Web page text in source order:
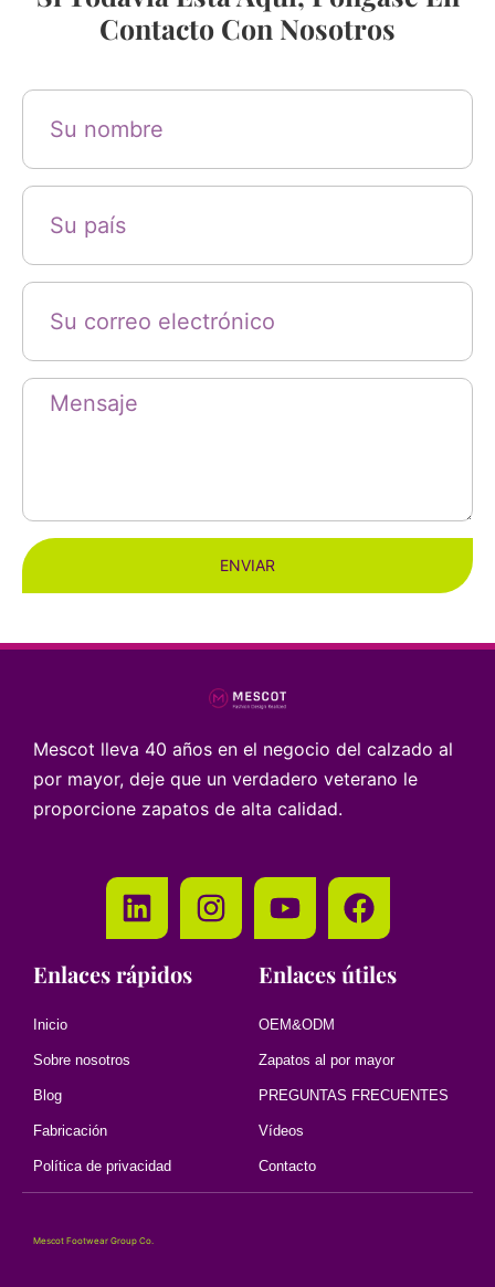
Contacto Con Nosotros
ENVIAR
Mescot lleva 40 años en el negocio del calzado al
por mayor, deje que un verdadero veterano le
proporcione zapatos de alta calidad.
Enlaces rápidos
Inicio
Sobre nosotros
Blog
Fabricación
Política de privacidad
Enlaces útiles
OEM&ODM
Zapatos al por mayor
PREGUNTAS FRECUENTES
Vídeos
Contacto
Mescot Footwear Group Co.